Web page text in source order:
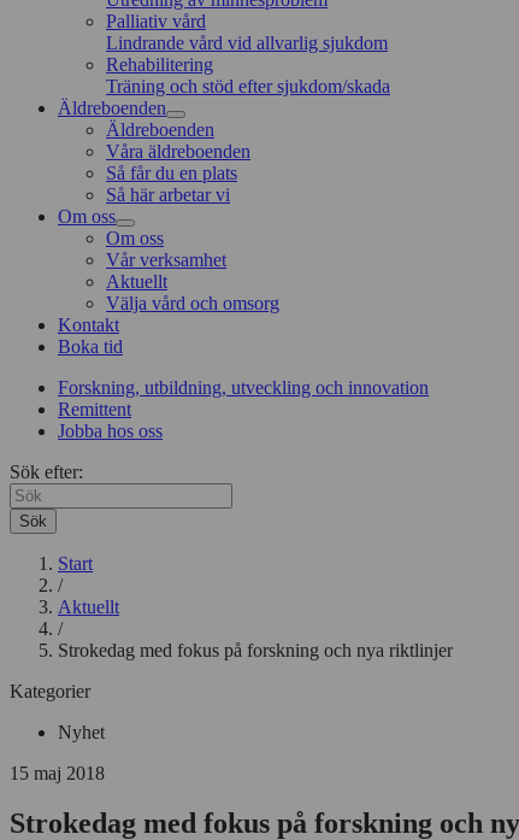
Palliativ vård
Lindrande vård vid allvarlig sjukdom
Rehabilitering
Träning och stöd efter sjukdom/skada
Äldreboenden
Äldreboenden
Våra äldreboenden
Så får du en plats
Så här arbetar vi
Om oss
Om oss
Vår verksamhet
Aktuellt
Välja vård och omsorg
Kontakt
Boka tid
Forskning, utbildning, utveckling och innovation
Remittent
Jobba hos oss
Sök efter:
Sök
Start
/
Aktuellt
/
Strokedag med fokus på forskning och nya riktlinjer
Kategorier
Nyhet
15 maj 2018
Strokedag med fokus på forskning och